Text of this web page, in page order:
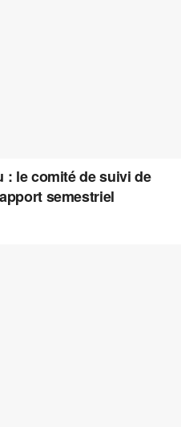
: le comité de suivi de
semestriel